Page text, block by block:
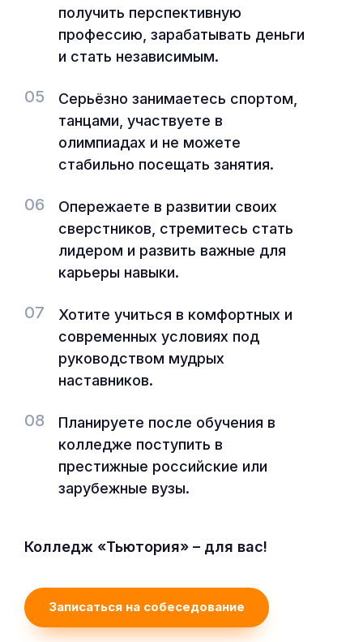
получить перспективную
профессию, зарабатывать деньги
и стать независимым.
05
Серьёзно занимаетесь спортом,
танцами, участвуете в
олимпиадах и не можете
стабильно посещать занятия.
06
Опережаете в развитии своих
сверстников, стремитесь стать
лидером и развить важные для
карьеры навыки.
07
Хотите учиться в комфортных и
современных условиях под
руководством мудрых
наставников.
08
Планируете после обучения в
колледже поступить в
престижные российские или
зарубежные вузы.
Колледж «Тьютория» – для вас!
Записаться на собеседование